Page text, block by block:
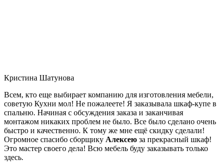
Кристина Шатунова
Всем, кто еще выбирает компанию для изготовления мебели,
советую Кухни мол! Не пожалеете! Я заказывала шкаф-купе в
спальню. Начиная с обсуждения заказа и заканчивая
монтажом никаких проблем не было. Все было сделано очень
быстро и качественно. К тому же мне ещё скидку сделали!
Огромное спасибо сборщику Алексею за прекрасный шкаф!
Это мастер своего дела! Всю мебель буду заказывать только
здесь.